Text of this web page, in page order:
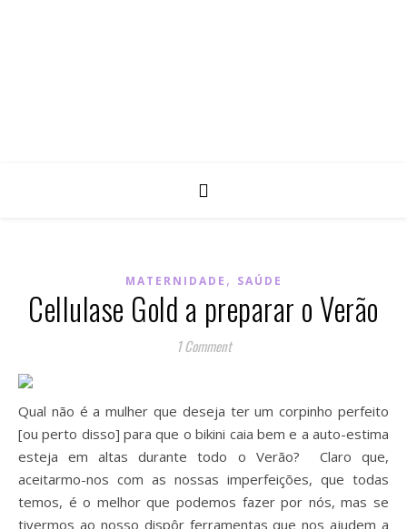
MATERNIDADE , SAÚDE
Cellulase Gold a preparar o Verão
1 Comment
Qual não é a mulher que deseja ter um corpinho perfeito
[ou perto disso] para que o bikini caia bem e a auto-estima
esteja em altas durante todo o Verão? Claro que,
aceitarmo-nos com as nossas imperfeições, que todas
temos, é o melhor que podemos fazer por nós, mas se
tivermos ao nosso dispôr ferramentas que nos ajudem a